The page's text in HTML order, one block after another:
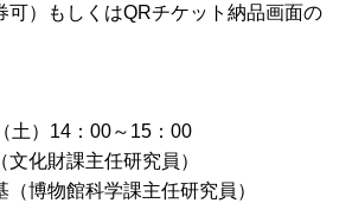
可）もしくはQRチケット納品画面の
土）14：00～15：00
化財課主任研究員）
館科学課主任研究員）